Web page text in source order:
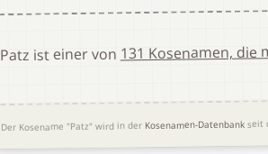
Patz ist einer von 131 Kosenamen, die
Der Kosename "Patz" wird in der Kosenamen-Datenbankseit